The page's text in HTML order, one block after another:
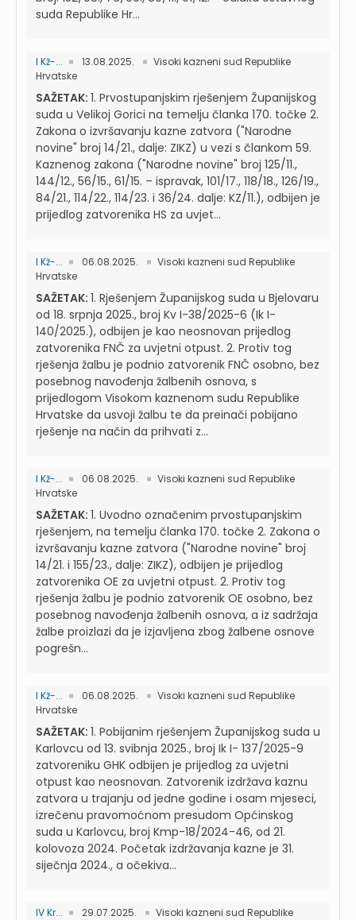
suda Republike Hr...
I Kž-... 13.08.2025.
Visoki kazneni sud Republike
Hrvatske
SAŽETAK: 1. Prvostupanjskim rješenjem Županijskog
suda u Velikoj Gorici na temelju članka 170. točke 2.
Zakona o izvršavanju kazne zatvora ("Narodne
novine" broj 14/21., dalje: ZIKZ) u vezi s člankom 59.
Kaznenog zakona ("Narodne novine" broj 125/11.,
144/12., 56/15., 61/15. – ispravak, 101/17., 118/18., 126/19.,
84/21., 114/22., 114/23. i 36/24. dalje: KZ/11.), odbijen je
prijedlog zatvorenika HS za uvjet...
I Kž-... 06.08.2025.
Visoki kazneni sud Republike
Hrvatske
SAŽETAK: 1. Rješenjem Županijskog suda u Bjelovaru
od 18. srpnja 2025., broj Kv I-38/2025-6 (Ik I-
140/2025.), odbijen je kao neosnovan prijedlog
zatvorenika FNČ za uvjetni otpust. 2. Protiv tog
rješenja žalbu je podnio zatvorenik FNČ osobno, bez
posebnog navođenja žalbenih osnova, s
prijedlogom Visokom kaznenom sudu Republike
Hrvatske da usvoji žalbu te da preinači pobijano
rješenje na način da prihvati z...
I Kž-... 06.08.2025.
Visoki kazneni sud Republike
Hrvatske
SAŽETAK: 1. Uvodno označenim prvostupanjskim
rješenjem, na temelju članka 170. točke 2. Zakona o
izvršavanju kazne zatvora ("Narodne novine" broj
14/21. i 155/23., dalje: ZIKZ), odbijen je prijedlog
zatvorenika OE za uvjetni otpust. 2. Protiv tog
rješenja žalbu je podnio zatvorenik OE osobno, bez
posebnog navođenja žalbenih osnova, a iz sadržaja
žalbe proizlazi da je izjavljena zbog žalbene osnove
pogrešn...
I Kž-... 06.08.2025.
Visoki kazneni sud Republike
Hrvatske
SAŽETAK: 1. Pobijanim rješenjem Županijskog suda u
Karlovcu od 13. svibnja 2025., broj Ik I- 137/2025-9
zatvoreniku GHK odbijen je prijedlog za uvjetni
otpust kao neosnovan. Zatvorenik izdržava kaznu
zatvora u trajanju od jedne godine i osam mjeseci,
izrečenu pravomoćnom presudom Općinskog
suda u Karlovcu, broj Kmp-18/2024-46, od 21.
kolovoza 2024. Početak izdržavanja kazne je 31.
siječnja 2024., a očekiva...
IV Kr... 29.07.2025.
Visoki kazneni sud Republike